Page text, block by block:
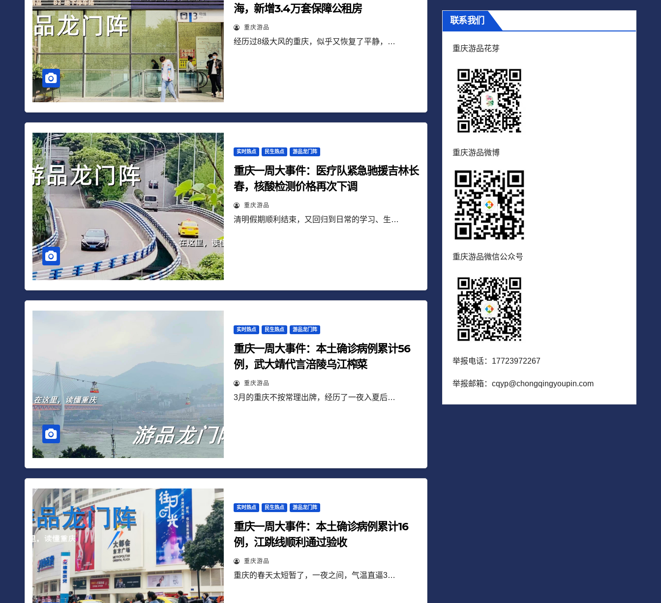
海，新增3.4万套保障公租房
重庆游品
经历过8级大风的重庆，似乎又恢复了平静，…
实时热点 民生热点 游品龙门阵
重庆一周大事件：医疗队紧急驰援吉林长
春，核酸检测价格再次下调
重庆游品
清明假期顺利结束，又回归到日常的学习、生…
实时热点 民生热点 游品龙门阵
重庆一周大事件：本土确诊病例累计56
例，武大靖代言涪陵乌江榨菜
重庆游品
3月的重庆不按常理出牌，经历了一夜入夏后…
实时热点 民生热点 游品龙门阵
重庆一周大事件：本土确诊病例累计16
例，江跳线顺利通过验收
重庆游品
重庆的春天太短暂了，一夜之间，气温直逼3…
联系我们
重庆游品花芽
重庆游品微博
重庆游品微信公众号
举报电话：17723972267
举报邮箱：cqyp@chongqingyoupin.com